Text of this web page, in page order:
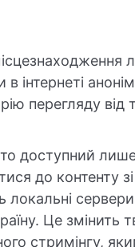
перегляду від
доступний лише
до контенту зі
Це змінить
стримінгу,